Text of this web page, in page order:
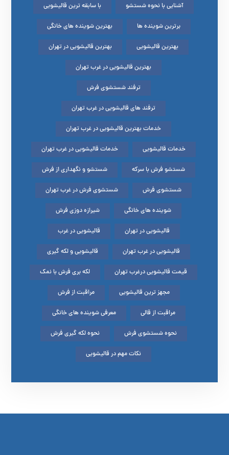
آشنایی با نحوه شستشو با سابقه ترین قالیشویی
برترین شوینده ها بهترین شوینده های خانگی
بهترین قالیشویی بهترین قالیشویی در تهران
بهترین قالیشویی در غرب تهران
ترفند شستشوی فرش
ترفند های قالیشویی در غرب تهران
خدمات بهترین قالیشویی در غرب تهران
خدمات قالیشویی خدمات قالیشویی در غرب تهران
شستشو فرش با سرکه شستشو و نگهداری از فرش
شستشوی فرش شستشوی فرش در غرب تهران
شوینده های خانگی شیرازه دوزی فرش
قالیشویی در تهران قالیشویی در غرب
قالیشویی در غرب تهران قالیشویی و لکه گیری
قیمت قالیشویی درغرب تهران لکه بری فرش با نمک
مجهز ترین قالیشویی مراقبت از فرش
مراقبت از قالی معرفی شوینده های خانگی
نحوه شستشوی فرش نحوه لکه گیری فرش
نکات مهم در قالیشویی